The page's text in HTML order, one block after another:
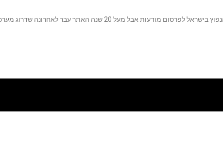
אבל מעל 20 שנה האתר עבר לאחרונה שדרוג מערכות על מנת שכל